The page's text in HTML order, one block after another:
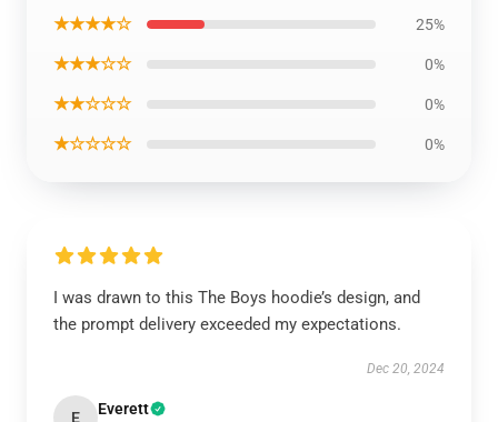
★★★★☆ 25%
★★★☆☆ 0%
★★☆☆☆ 0%
★☆☆☆☆ 0%
I was drawn to this The Boys hoodie’s design, and
the prompt delivery exceeded my expectations.
Dec 20, 2024
E Everett